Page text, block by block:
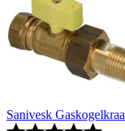
Sanivesk